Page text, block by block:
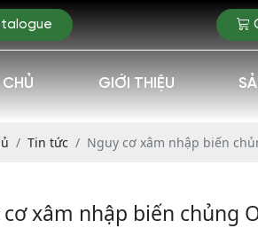
GIỚI THIỆU
Tin tức Nguy cơ xâm nhập biến
cơ xâm nhập biến chủng